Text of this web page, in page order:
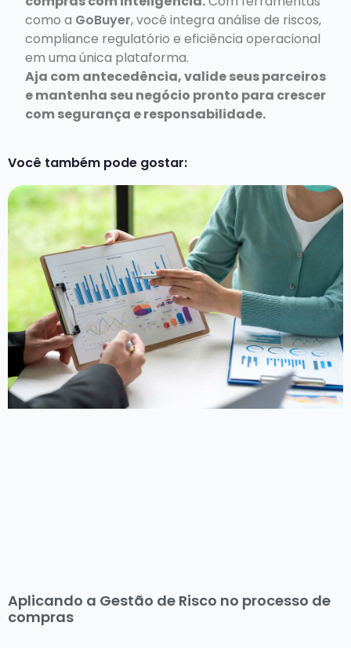
como a GoBuyer, você integra análise de riscos,
compliance regulatório e eficiência operacional
em uma única plataforma.
Aja com antecedência, valide seus parceiros
e mantenha seu negócio pronto para crescer
com segurança e responsabilidade.
Você também pode gostar:
Aplicando a Gestão de Risco no processo de
compras